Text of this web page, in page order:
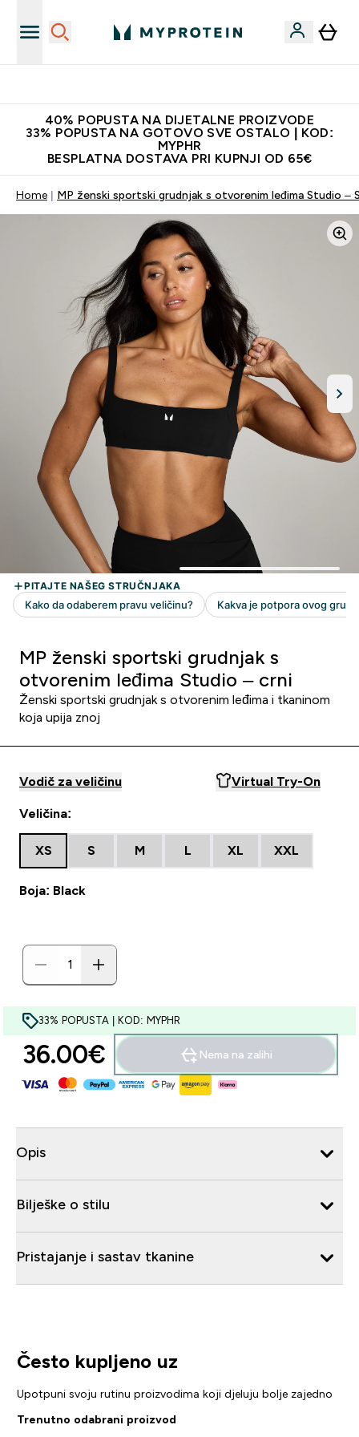
40% POPUSTA NA DIJETALNE PROIZVODE
33% POPUSTA NA GOTOVO SVE OSTALO | KOD:
MYPHR
BESPLATNA DOSTAVA PRI KUPNJI OD 65€
Home MP ženski sportski grudnjak s otvorenim leđima Studio –
MP ženski sportski grudnjak s
otvorenim leđima Studio – crni
Ženski sportski grudnjak s otvorenim leđima i tkaninom
koja upija znoj
Vodič za veličinu Virtual Try-On
Veličina:
XS S M L XL XXL
Boja: Black
33% POPUSTA | KOD: MYPHR
36.00€‎ Nema na zalihi
Opis
Bilješke o stilu
Pristajanje i sastav tkanine
Često kupljeno uz
Upotpuni svoju rutinu proizvodima koji djeluju bolje zajedno
Trenutno odabrani proizvod